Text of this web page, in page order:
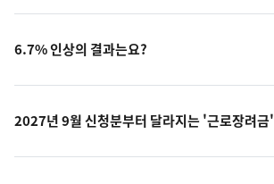
6.7% 인상의 결과는요?
2027년 9월 신청분부터 달라지는 '근로장려금'